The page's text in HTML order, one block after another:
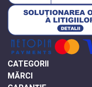
CATEGORII
MĂRCI